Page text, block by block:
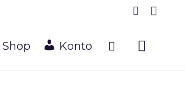
Shop Konto